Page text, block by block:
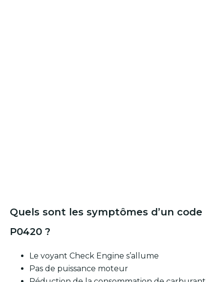
Quels sont les symptômes d’un code
P0420 ?
Le voyant Check Engine s’allume
Pas de puissance moteur